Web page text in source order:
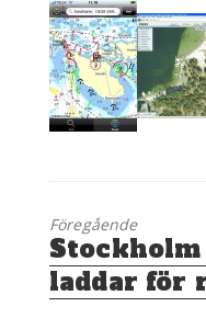
Föregående
Föregående
inlägg:
laddar för